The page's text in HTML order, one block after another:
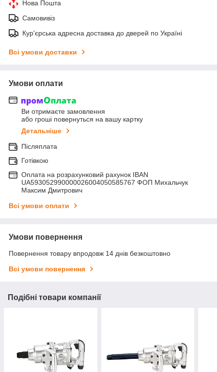
Нова Пошта
Самовивіз
Кур'єрська адресна доставка до дверей по Україні
Всі умови доставки
Умови оплати
Ви отримаєте замовлення
або гроші повернуться на вашу картку
Детальніше
Післяплата
Готівкою
Оплата на розрахунковий рахунок IBAN
UA593052990000026004050585767 ФОП Михальчук
Максим Дмитрович
Всі умови оплати
Умови повернення
Повернення товару впродовж 14 днів безкоштовно
Всі умови повернення
Подібні товари компанії